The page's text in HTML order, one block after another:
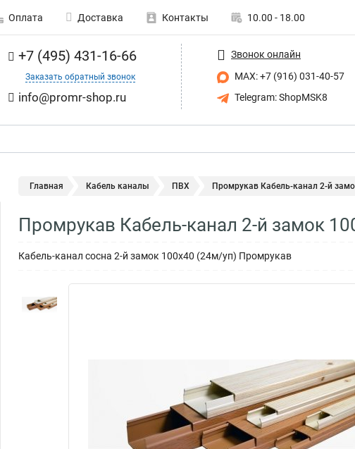
Оплата Доставка Контакты 10.00 - 18.00
+7 (495) 431-16-66
Заказать обратный звонок
info@promr-shop.ru
Звонок онлайн
MAX: +7 (916) 031-40-57
Telegram: ShopMSK8
Главная Кабель каналы ПВХ Промрукав Кабель-канал 2-й
Промрукав Кабель-канал 2-й замок
Кабель-канал сосна 2-й замок 100х40 (24м/уп) Промрукав